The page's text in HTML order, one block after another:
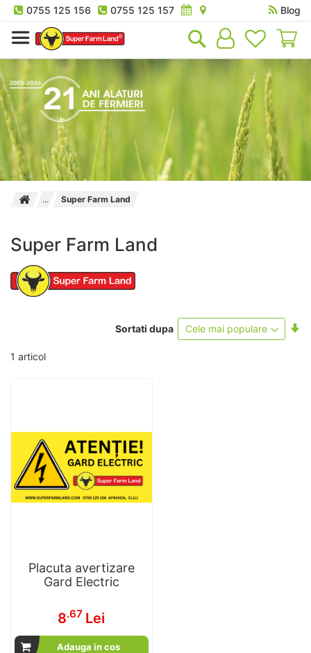
0755 125 156 0755 125 157
Blog
Super Farm Land
Super Farm Land
1 articol
Sortati dupa
Placuta avertizare
Gard Electric
8.67 Lei
Adauga in cos